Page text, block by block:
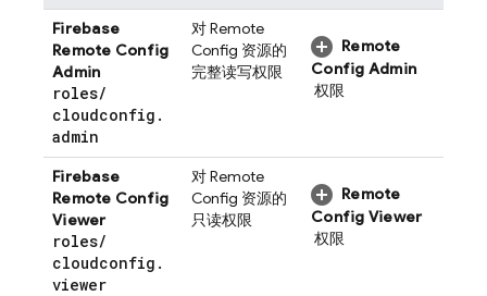
Firebase
Remote Config
Admin
roles/
cloudconfig .
admin
对Remote
Config 资源的
完整读写权限
Remote
Config Admin
权限
Firebase
Remote Config
Viewer
roles/
cloudconfig .
viewer
对Remote
Config 资源的
只读权限
Remote
Config Viewer
权限